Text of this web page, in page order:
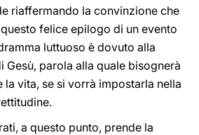
riaffermando la convinzione che
felice epilogo di un evento
luttuoso è dovuto alla
parola alla quale bisognerà
vita, se si vorrà impostarla nella
a questo punto, prende la